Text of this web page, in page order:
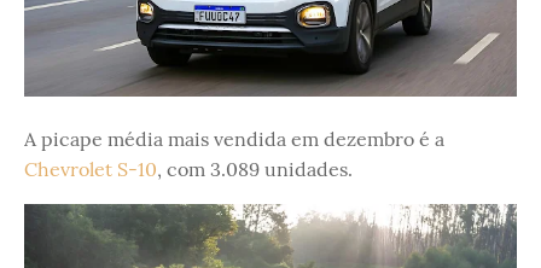
A picape média mais vendida em dezembro é a
Chevrolet S-10, com 3.089 unidades.